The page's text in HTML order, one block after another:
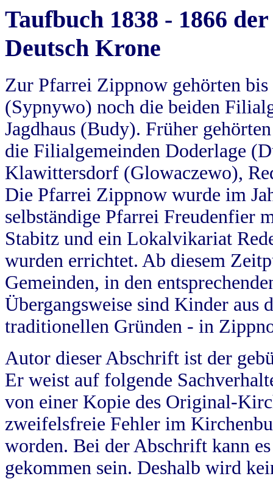
Taufbuch 1838 - 1866
Deutsch Krone
Zur Pfarrei Zippnow gehörten
(Sypnywo) noch die beiden
Jagdhaus (Budy). Früher
die Filialgemeinden Doderlage
Klawittersdorf (Glowaczewo),
Die Pfarrei Zippnow wurde im
selbständige Pfarrei Freudenfier
Stabitz und ein Lokalvikariat
wurden errichtet. Ab diesem
Gemeinden, in den
Übergangsweise sind Kinder aus
traditionellen Gründen - in
Autor dieser Abschrift ist der
Er weist auf folgende
von einer Kopie des Original-
zweifelsfreie Fehler im
worden. Bei der Abschrift kann
gekommen sein. Deshalb wird